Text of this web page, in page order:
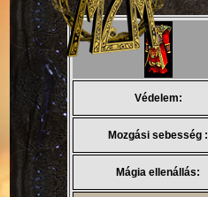
Ugrás:navigáció,keresés
Védelem:
Mozgási sebesség :
Mágia ellenállás: